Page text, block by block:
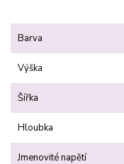
Barva
Výška
Šířka
Hloubka
Jmenovité napětí